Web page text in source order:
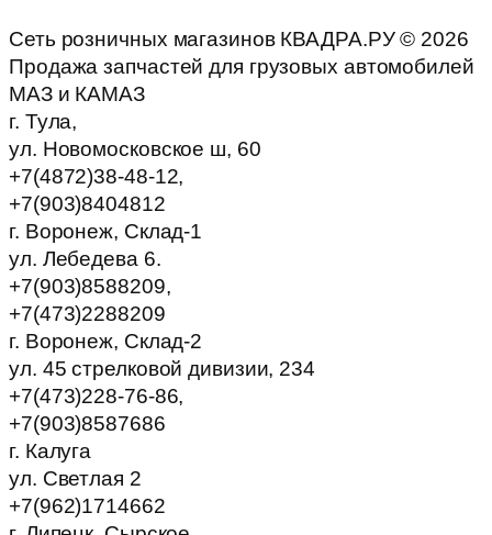
Сеть розничных магазинов КВАДРА.РУ © 2026
Продажа запчастей для грузовых автомобилей
МАЗ и КАМАЗ
г. Тула,
ул. Новомосковское ш, 60
+7(4872)38-48-12,
+7(903)8404812
г. Воронеж, Склад-1
ул. Лебедева 6.
+7(903)8588209,
+7(473)2288209
г. Воронеж, Склад-2
ул. 45 стрелковой дивизии, 234
+7(473)228-76-86,
+7(903)8587686
г. Калуга
ул. Светлая 2
+7(962)1714662